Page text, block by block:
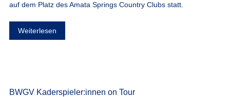
auf dem Platz des Amata Springs Country Clubs statt.
Weiterlesen
BWGV Kaderspieler:innen on Tour